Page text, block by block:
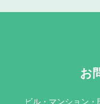
お
ビル・マンション